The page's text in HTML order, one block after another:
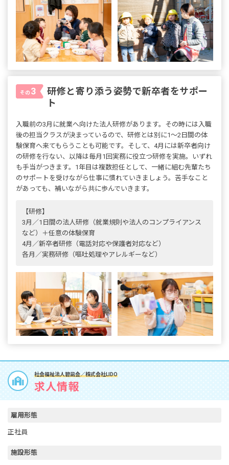
その3
研修と寄り添う姿勢で新卒者をサポー
ト
入職前の3月に就業へ向けた法人研修があります。その時には入職
後の担当クラスが決まっているので、研修とは別に1～2日間の体
験保育へ来てもらうことも可能です。そして、4月には新卒者向け
の研修を行ない、以降は毎月1回実務に役立つ研修を実施。いずれ
も手当がつきます。1年目は複数担任として、一緒に組む先輩たち
のサポートを受けながら仕事に慣れていきましょう。苦手なこと
があっても、補いながら共に歩んでいきます。
【研修】
3月／1日間の法人研修（就業規則や法人のコンプライアンス
など）＋任意の体験保育
4月／新卒者研修（電話対応や保護者対応など）
各月／実務研修（嘔吐処理やアレルギーなど）
社会福祉法人碧凪会／株式会社LIDO
求人情報
雇用形態
正社員
施設形態